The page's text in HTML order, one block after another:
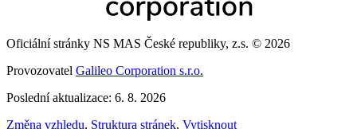
Oficiální stránky NS MAS České republiky, z.s. © 2026
Provozovatel Galileo Corporation s.r.o.
Poslední aktualizace: 6. 8. 2026
Změna vzhledu, Struktura stránek, Vytisknout